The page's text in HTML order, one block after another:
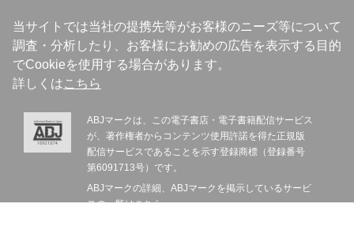
当サイトでは当社の提携先等がお客様のニーズ等について
調査・分析したり、お客様にお勧めの広告を表示する目的
でCookieを使用する場合があります。
詳しくはこちら
ABJマークは、この電子書店・電子書籍配信サービス
が、著作権者からコンテンツ使用許諾を得た正規版
配信サービスであることを示す登録商標（登録番号
第6091713号）です。
ABJマークの詳細、ABJマークを掲示しているサービ
スの一覧はこちら